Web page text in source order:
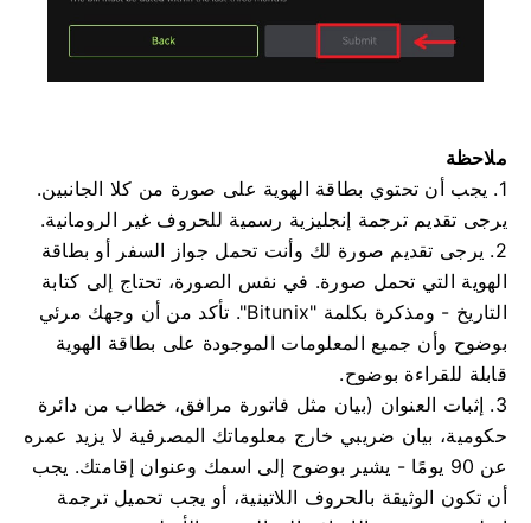
ملاحظة
1. يجب أن تحتوي بطاقة الهوية على صورة من كلا الجانبين.
يرجى تقديم ترجمة إنجليزية رسمية للحروف غير الرومانية.
2. يرجى تقديم صورة لك وأنت تحمل جواز السفر أو بطاقة
الهوية التي تحمل صورة. في نفس الصورة، تحتاج إلى كتابة
التاريخ - ومذكرة بكلمة "Bitunix".
تأكد من أن وجهك مرئي
بوضوح وأن جميع المعلومات الموجودة على بطاقة الهوية
قابلة للقراءة بوضوح.
3. إثبات العنوان (بيان مثل فاتورة مرافق، خطاب من دائرة
حكومية، بيان ضريبي خارج معلوماتك المصرفية لا يزيد عمره
عن 90 يومًا - يشير بوضوح إلى اسمك وعنوان إقامتك. يجب
أن تكون الوثيقة بالحروف اللاتينية، أو يجب تحميل ترجمة